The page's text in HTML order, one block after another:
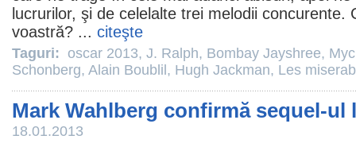
lucrurilor, şi de celelalte trei melodii concurente.
voastră? ... citeşte
Taguri: oscar 2013, J. Ralph, Bombay Jayshree,
Schonberg, Alain Boublil , Hugh Jackman, Les
Mark Wahlberg confirmă sequel-ul
18.01.2013